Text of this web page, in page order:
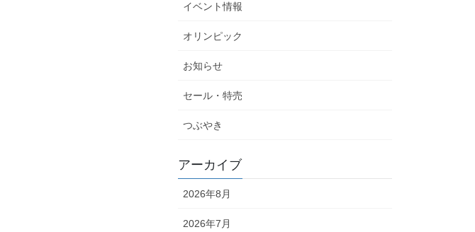
イベント情報
オリンピック
お知らせ
セール・特売
つぶやき
アーカイブ
2026年8月
2026年7月